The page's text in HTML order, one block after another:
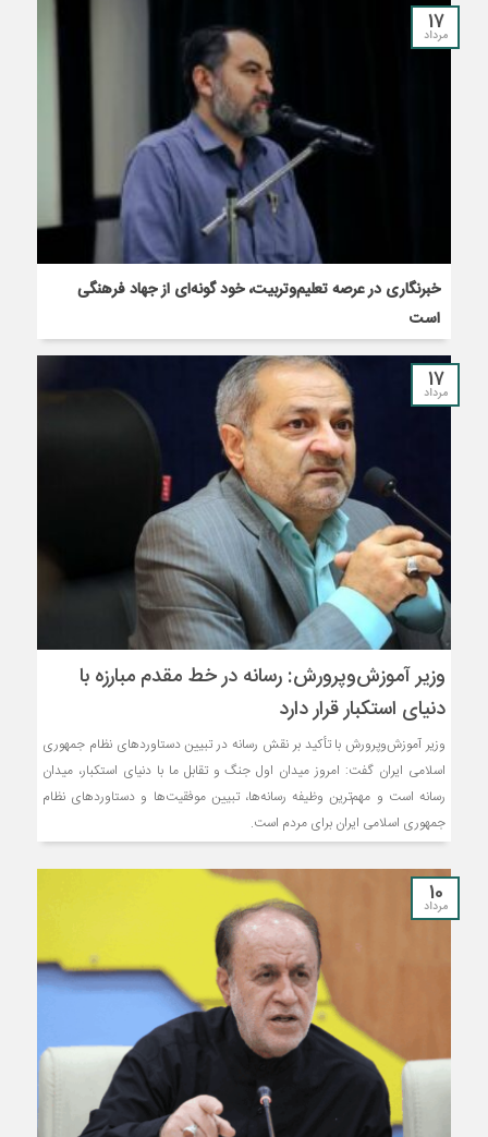
17
مرداد
خبرنگاری در عرصه تعلیم‌وتربیت، خود گونه‌ای از جهاد فرهنگی
است
17
مرداد
وزیر آموزش‌وپرورش: رسانه در خط مقدم مبارزه با
دنیای استکبار قرار دارد
وزیر آموزش‌وپرورش با تأکید بر نقش رسانه در تبیین دستاوردهای نظام جمهوری
اسلامی ایران گفت: امروز میدان اول جنگ و تقابل ما با دنیای استکبار، میدان
رسانه است و مهم‌ترین وظیفه رسانه‌ها، تبیین موفقیت‌ها و دستاوردهای نظام
جمهوری اسلامی ایران برای مردم است.
10
مرداد